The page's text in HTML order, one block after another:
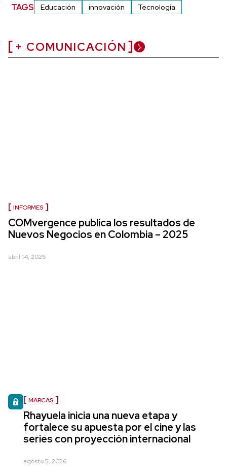
TAGS Educación innovación Tecnología
+ COMUNICACIÓN
INFORMES
COMvergence publica los resultados de
Nuevos Negocios en Colombia – 2025
abril 14, 2026
MARCAS
Rhayuela inicia una nueva etapa y
fortalece su apuesta por el cine y las
series con proyección internacional
agosto 5, 2026